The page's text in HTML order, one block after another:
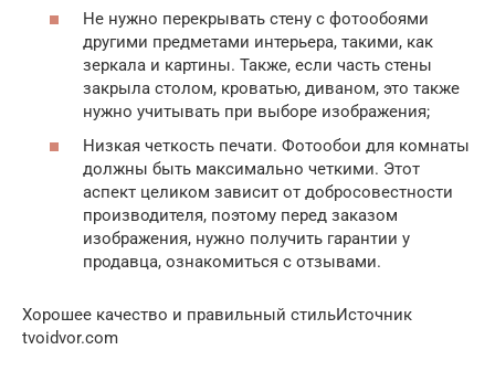
Не нужно перекрывать стену с фотообоями
другими предметами интерьера, такими, как
зеркала и картины. Также, если часть стены
закрыла столом, кроватью, диваном, это также
нужно учитывать при выборе изображения;
Низкая четкость печати. Фотообои для комнаты
должны быть максимально четкими. Этот
аспект целиком зависит от добросовестности
производителя, поэтому перед заказом
изображения, нужно получить гарантии у
продавца, ознакомиться с отзывами.
Хорошее качество и правильный стильИсточник
tvoidvor.com